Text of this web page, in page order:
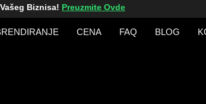
Biznisa! Preuzmite Ovde
CENA FAQ BLOG